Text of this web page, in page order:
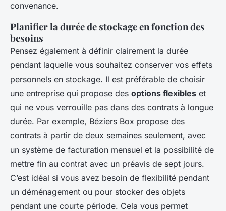
convenance.
Planifier la durée de stockage en fonction des
besoins
Pensez également à définir clairement la durée
pendant laquelle vous souhaitez conserver vos effets
personnels en stockage. Il est préférable de choisir
une entreprise qui propose des options flexibles et
qui ne vous verrouille pas dans des contrats à longue
durée. Par exemple, Béziers Box propose des
contrats à partir de deux semaines seulement, avec
un système de facturation mensuel et la possibilité de
mettre fin au contrat avec un préavis de sept jours.
C’est idéal si vous avez besoin de flexibilité pendant
un déménagement ou pour stocker des objets
pendant une courte période. Cela vous permet